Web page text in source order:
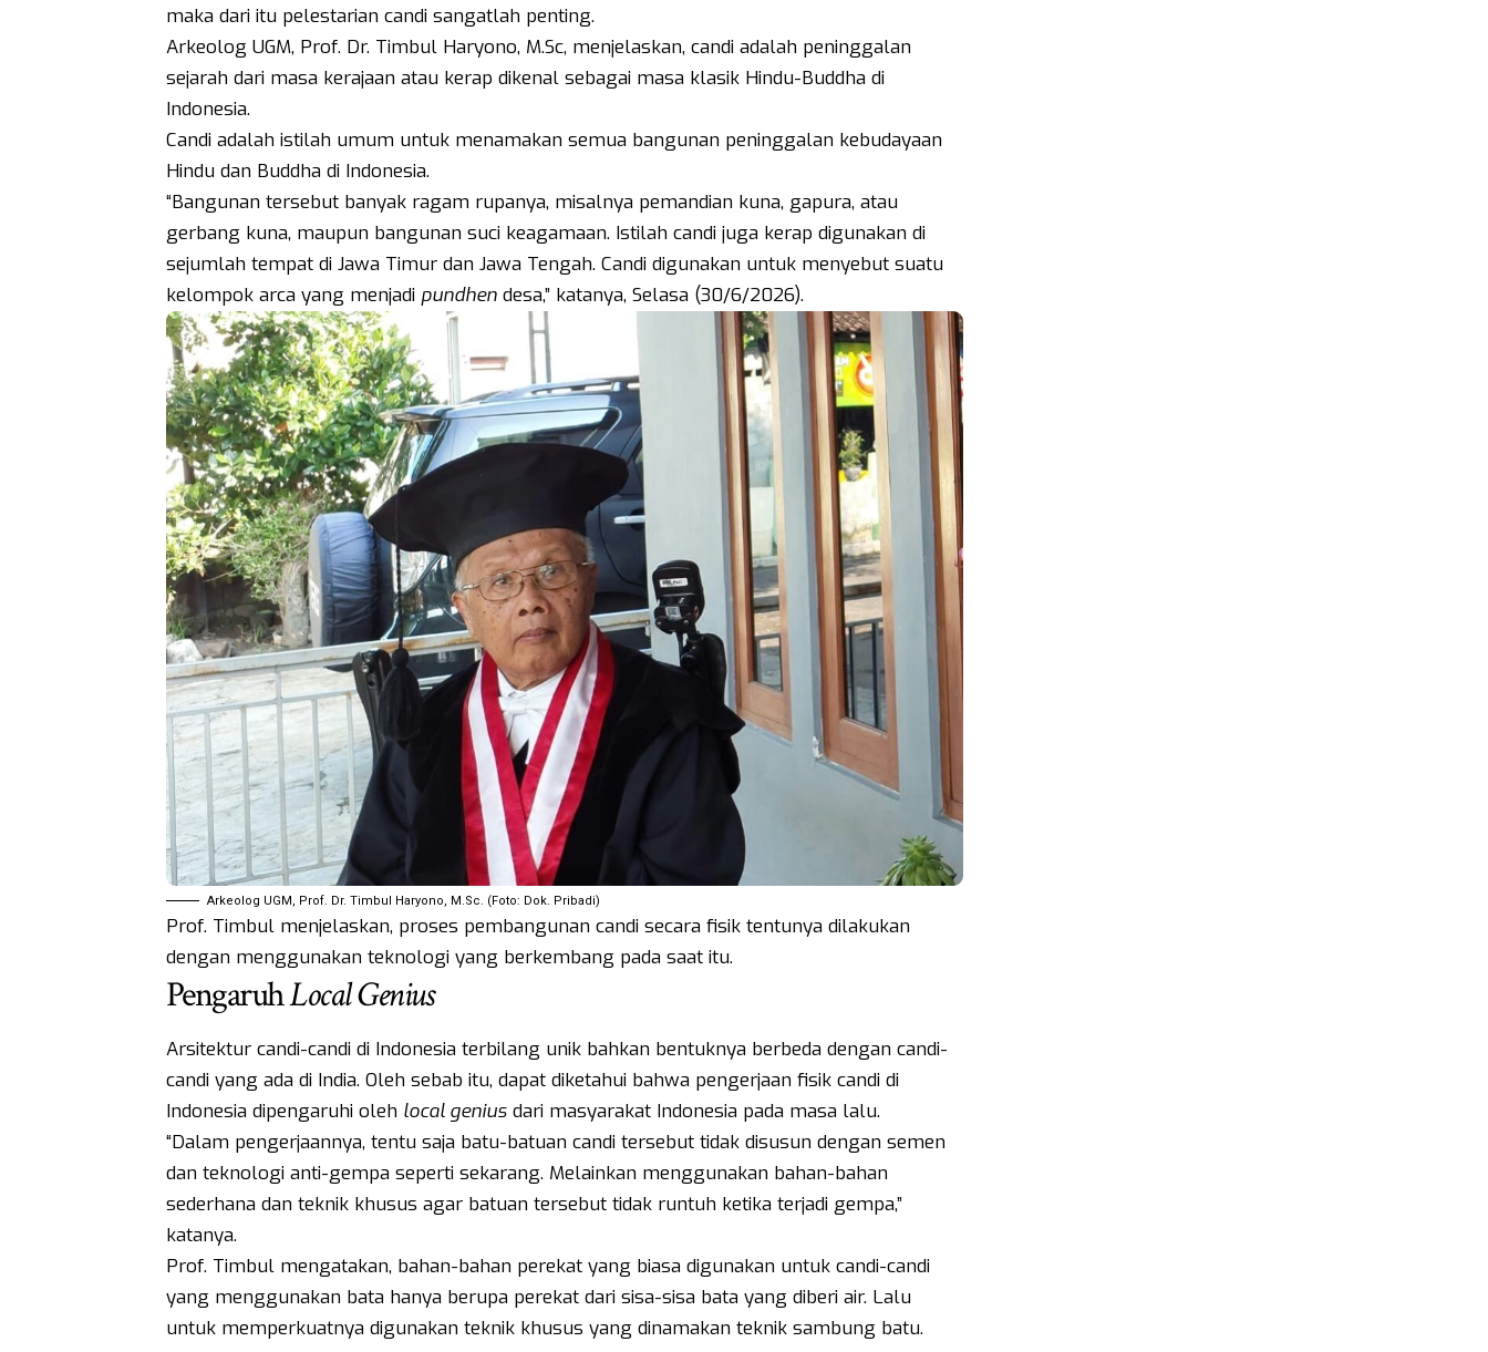
maka dari itu pelestarian candi sangatlah penting.
Arkeolog UGM, Prof. Dr. Timbul Haryono, M.Sc, menjelaskan, candi adalah peninggalan
sejarah dari masa kerajaan atau kerap dikenal sebagai masa klasik Hindu-Buddha di
Indonesia.
Candi adalah istilah umum untuk menamakan semua bangunan peninggalan kebudayaan
Hindu dan Buddha di Indonesia.
“Bangunan tersebut banyak ragam rupanya, misalnya pemandian kuna, gapura, atau
gerbang kuna, maupun bangunan suci keagamaan. Istilah candi juga kerap digunakan di
sejumlah tempat di Jawa Timur dan Jawa Tengah. Candi digunakan untuk menyebut suatu
kelompok arca yang menjadi pundhendesa,” katanya, Selasa (30/6/2026).
Arkeolog UGM, Prof. Dr. Timbul Haryono, M.Sc. (Foto: Dok. Pribadi)
Prof. Timbul menjelaskan, proses pembangunan candi secara fisik tentunya dilakukan
dengan menggunakan teknologi yang berkembang pada saat itu.
PengaruhLocal Genius
Arsitektur candi-candi di Indonesia terbilang unik bahkan bentuknya berbeda dengan candi-
candi yang ada di India. Oleh sebab itu, dapat diketahui bahwa pengerjaan fisik candi di
Indonesia dipengaruhi oleh local geniusdari masyarakat Indonesia pada masa lalu.
“Dalam pengerjaannya, tentu saja batu-batuan candi tersebut tidak disusun dengan semen
dan teknologi anti-gempa seperti sekarang. Melainkan menggunakan bahan-bahan
sederhana dan teknik khusus agar batuan tersebut tidak runtuh ketika terjadi gempa,”
katanya.
Prof. Timbul mengatakan, bahan-bahan perekat yang biasa digunakan untuk candi-candi
yang menggunakan bata hanya berupa perekat dari sisa-sisa bata yang diberi air. Lalu
untuk memperkuatnya digunakan teknik khusus yang dinamakan teknik sambung batu.